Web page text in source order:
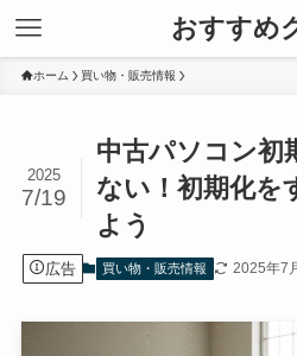
おすすめ
ホーム 買い物・販売情報
中古パソコン初
ない！初期化を
よう
2025
7/19
広告 買い物・販売情報 2025年7